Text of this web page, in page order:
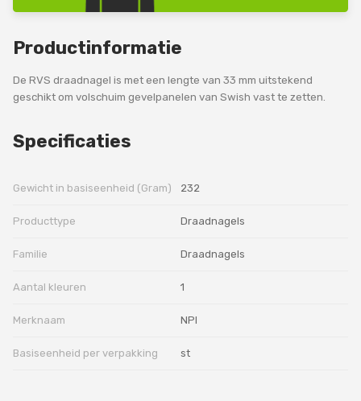
Productinformatie
De RVS draadnagel is met een lengte van 33 mm uitstekend
geschikt om volschuim gevelpanelen van Swish vast te zetten.
Specificaties
Gewicht in basiseenheid (Gram) 232
Producttype Draadnagels
Familie Draadnagels
Aantal kleuren 1
Merknaam NPI
Basiseenheid per verpakking st